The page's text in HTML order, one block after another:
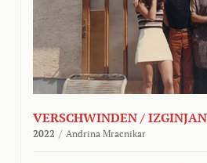
VERSCHWINDEN /
2022 / Andrina Mracnikar